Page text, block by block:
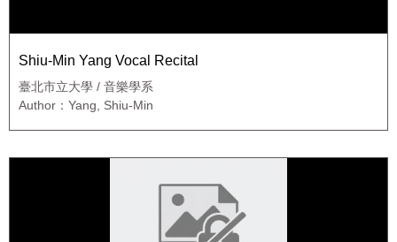
Shiu-Min Yang Vocal Recital
臺北市立大學 / 音樂學系
Author：Yang, Shiu-Min